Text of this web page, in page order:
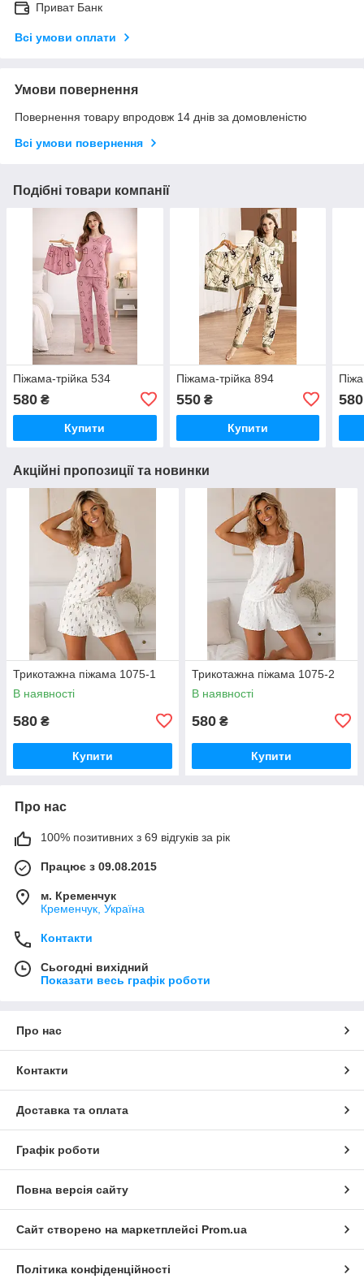
Приват Банк
Всі умови оплати
Умови повернення
Повернення товару впродовж 14 днів за домовленістю
Всі умови повернення
Подібні товари компанії
Піжама-трійка 534
580 ₴
Купити
Піжама-трійка 894
550₴
Купити
580
Акційні пропозиції та новинки
Трикотажна піжама 1075-1
В наявності
580 ₴
Купити
Трикотажна піжама 1075-2
В наявності
580 ₴
Купити
Про нас
100% позитивних з 69 відгуків за рік
Працює з 09.08.2015
м. Кременчук
Кременчук, Україна
Контакти
Сьогодні вихідний
Показати весь графік роботи
Про нас
Контакти
Доставка та оплата
Графік роботи
Повна версія сайту
Сайт створено на маркетплейсі Prom.ua
Політика конфіденційності